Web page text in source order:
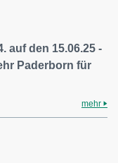
auf den 15.06.25 -
Paderborn für
mehr